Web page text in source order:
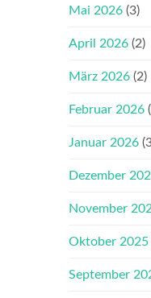
Mai 2026 (3)
April 2026 (2)
März 2026 (2)
Februar 2026
Januar 2026
Dezember
November
Oktober 2025
September